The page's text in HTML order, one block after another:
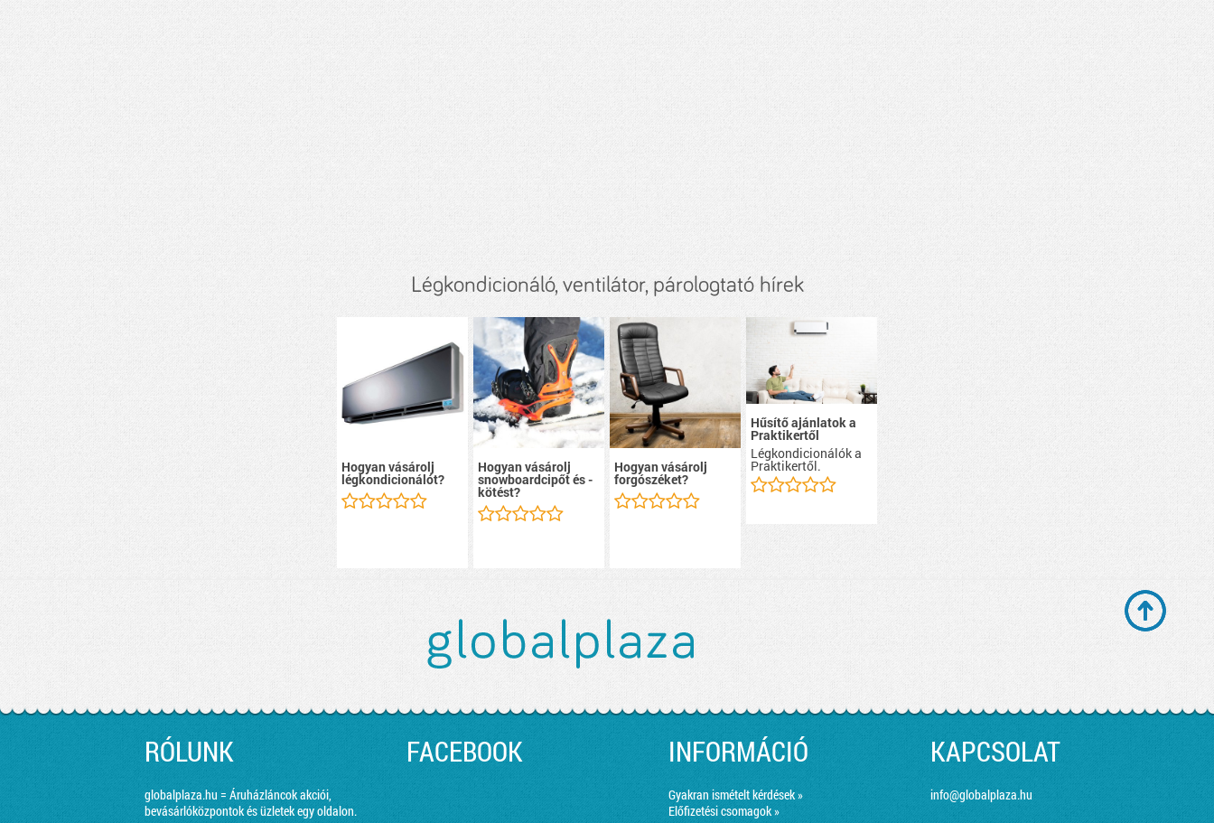
Légkondicionáló, ventilátor, párologtató hírek
Hogyan vásárolj
légkondicionálót?
Hogyan vásárolj
snowboardcipőt és -
kötést?
Hogyan vásárolj
forgószéket?
Hűsítő ajánlatok a
Praktikertől
Légkondicionálók a
Praktikertől.
RÓLUNK
globalplaza.hu = Áruházláncok akciói,
bevásárlóközpontok és üzletek egy oldalon.
FACEBOOK INFORMÁCIÓ
Gyakran ismételt kérdések »
Előfizetési csomagok »
KAPCSOLAT
info@globalplaza.hu